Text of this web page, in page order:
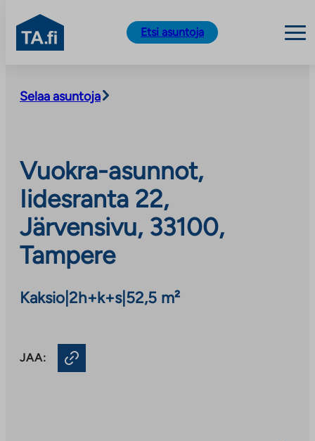
sisältöön
TA.fi
Etsi asuntoja
Selaa asuntoja
Vuokra-asunnot,
Iidesranta 22,
Järvensivu, 33100,
Tampere
Kaksio 2h+k+s| 52,5 m²
JAA: